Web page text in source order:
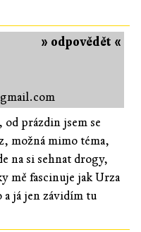
» odpovědět «
prázdin jsem se
možná mimo téma,
na si sehnat drogy,
mě fascinuje jak Urza
a já jen závidím tu